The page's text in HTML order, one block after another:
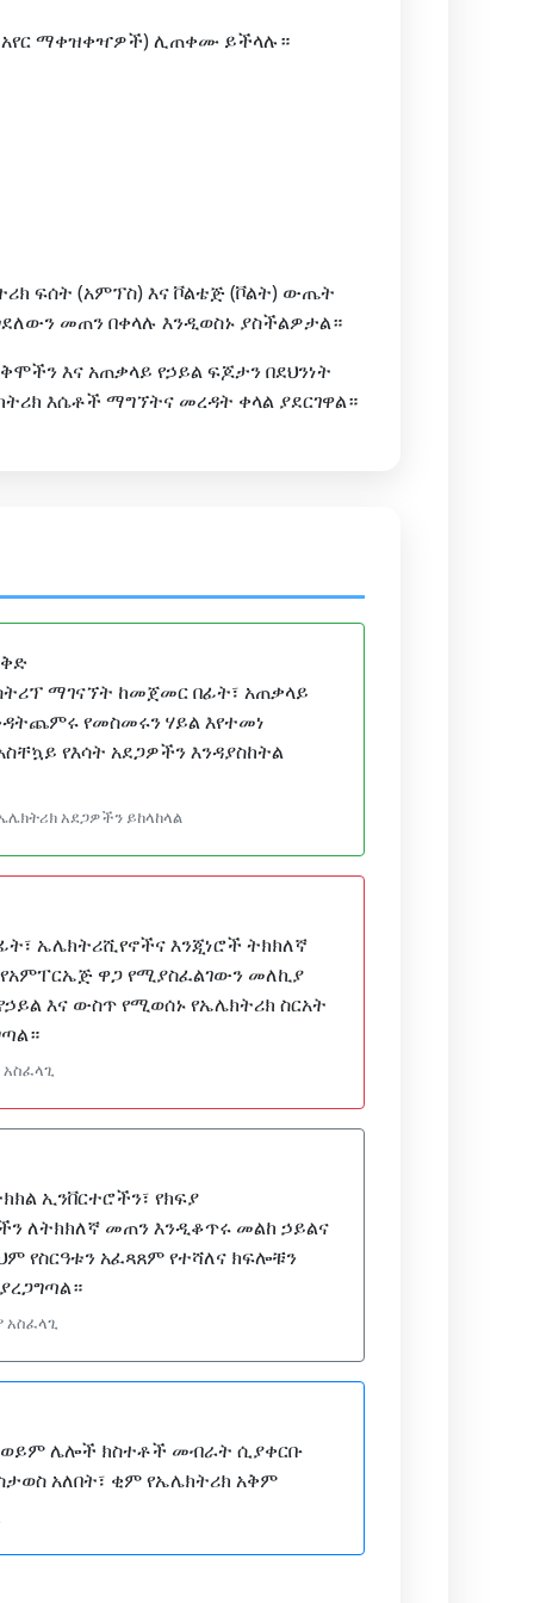
አየር ማቀዝቀዣዎች) ሊጠቀሙ ይችላሉ።
ፍሰት (አምፕስ) እና ቮልቴጅ (ቮልት) ውጤት
መጠን በቀላሉ እንዲወስኑ ያስችልዎታል።
እና አጠቃላይ የኃይል ፍጆታን በደህንነት
እሴቶች ማግኘትና መረዳት ቀላል ያደርገዋል።
ማገናኘት ከመጀመር በፊት፣ አጠቃላይ
የመስመሩን ሃይል እየተመነ
የእሳት አደጋዎችን እንዳያስከትል
አደጋዎችን ይከላከላል
ኤሌክትሪሺየኖችና እንጂነሮች ትክክለኛ
ዋጋ የሚያስፈልገውን መለኪያ
እና ውስጥ የሚወሰኑ የኤሌክትሪክ ስርአት
ኢንቨርተሮችን፣ የክፍያ
ለትክክለኛ መጠን እንዲቆጥሩ መልከ ኃይልና
የስርዓቱን አፈጻጸም የተሻለና ክፍሎቹን
አስፈላጊ
ሌሎች ክስተቶች መብራት ሲያቀርቡ
አለበት፣ ቂም የኤሌክትሪክ አቅም